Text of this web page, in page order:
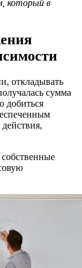
который в
откладывать
сумма
добиться